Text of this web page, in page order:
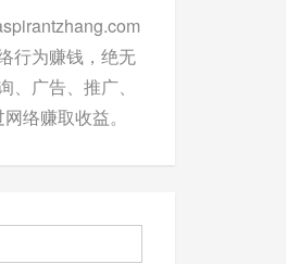
行为赚钱，绝无
广告、推广、
络赚取收益。